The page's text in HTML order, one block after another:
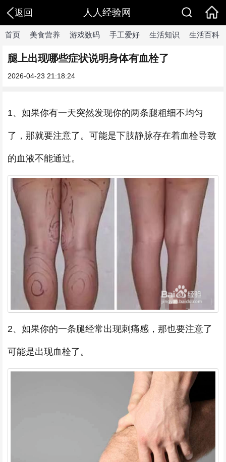
返回 人人经验网
首页 美食营养 游戏数码 手工爱好 生活知识 生活百科
腿上出现哪些症状说明身体有血栓了
2026-04-23 21:18:24
1、如果你有一天突然发现你的两条腿粗细不均匀
了，那就要注意了。可能是下肢静脉存在着血栓导致
的血液不能通过。
2、如果你的一条腿经常出现刺痛感，那也要注意了
可能是出现血栓了。